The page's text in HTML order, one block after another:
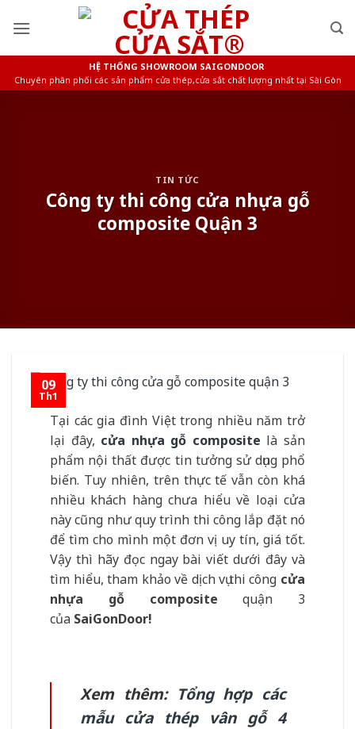
HỆ THỐNG SHOWROOM SAIGONDOOR
Chuyên phân phối các sản phẩm cửa thép,cửa sắt chất lượng nhất tại Sài Gòn
TIN TỨC
Công ty thi công cửa nhựa gỗ
composite Quận 3
09
Th1
Tại các gia đình Việt trong nhiều năm trở
lại đây, cửa nhựa gỗ composite là sản
phẩm nội thất được tin tưởng sử dụng phổ
biến. Tuy nhiên, trên thực tế vẫn còn khá
nhiều khách hàng chưa hiểu về loại cửa
này cũng như quy trình thi công lắp đặt nó
để tìm cho mình một đơn vị uy tín, giá tốt.
Vậy thì hãy đọc ngay bài viết dưới đây và
tìm hiểu, tham khảo về dịch vụ thi công cửa
nhựa gỗ composite quận 3
của SaiGonDoor!
Xem thêm: Tổng hợp các
mẫu cửa thép vân gỗ 4